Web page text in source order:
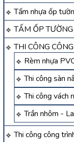
Tấm nhựa ốp
TẤM ỐP
THI CÔNG
Rèm nhựa
Thi công sàn
Thi công vách
Trần nhôm -
Thi công công